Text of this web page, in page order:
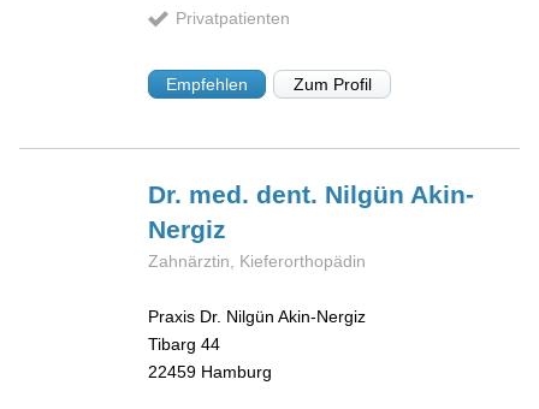
Privatpatienten
Empfehlen Zum Profil
Dr. med. dent. Nilgün Akin-
Nergiz
Zahnärztin, Kieferorthopädin
Praxis Dr. Nilgün Akin-Nergiz
Tibarg 44
22459 Hamburg